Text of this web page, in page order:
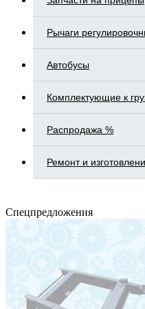
Рычаги
Автобусы
Комплектующие к
Распродажа %
Ремонт и
Спецпредложения